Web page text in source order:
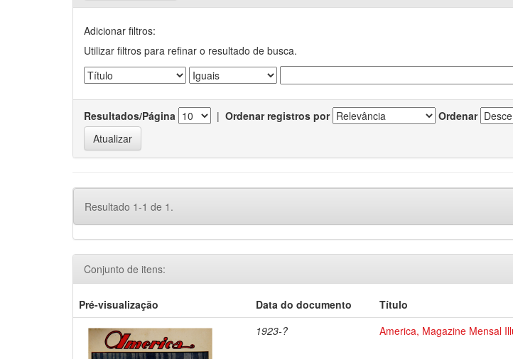
Adicionar filtros:
Utilizar filtros para refinar o resultado de busca.
Resultados/Página | Ordenar registros por Ordenar
Resultado 1-1 de 1.
Conjunto de itens:
Pré-visualização Data do documento Título
1923-?
America, Magazine Mensal